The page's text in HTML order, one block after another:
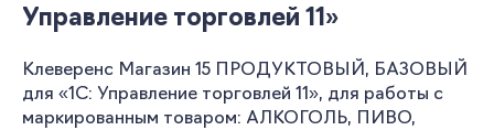
Управление торговлей 11»
Клеверенс Магазин 15 ПРОДУКТОВЫЙ, БАЗОВЫЙ
для «1С: Управление торговлей 11», для работы с
маркированным товаром: АЛКОГОЛЬ, ПИВО,